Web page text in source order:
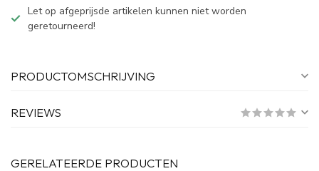
Let op afgeprijsde artikelen kunnen niet worden
geretourneerd!
PRODUCTOMSCHRIJVING
REVIEWS
GERELATEERDE PRODUCTEN